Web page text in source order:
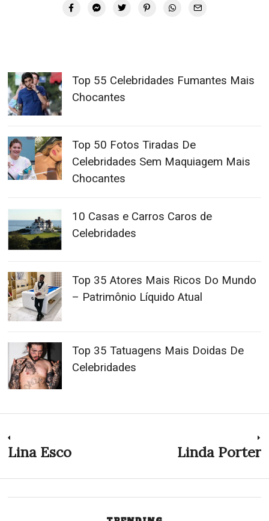
Top 55 Celebridades Fumantes Mais
Chocantes
Top 50 Fotos Tiradas De
Celebridades Sem Maquiagem Mais
Chocantes
10 Casas e Carros Caros de
Celebridades
Top 35 Atores Mais Ricos Do Mundo
– Patrimônio Líquido Atual
Top 35 Tatuagens Mais Doidas De
Celebridades
Navegação
de
Previous
Lina Esco Linda Porter